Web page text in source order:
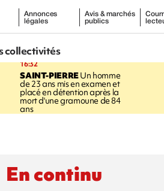
Annonces
légales
Avis & marchés
publics
collectivités
16:32
SAINT-PIERREUn homme
de 23 ans mis en examen et
placé en détention après la
mort d'une gramoune de 84
ans
En continu